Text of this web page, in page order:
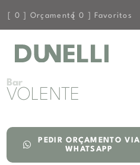
[ 0 ] Orçamento[0 ] Favoritos
Bar
VOLENTE
PEDIR ORÇAMENTO VIA
WHATSAPP